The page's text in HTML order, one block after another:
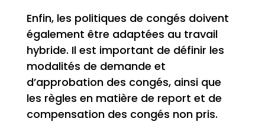
Enfin, les politiques de congés doivent
également être adaptées au travail
hybride. Il est important de définir les
modalités de demande et
d’approbation des congés, ainsi que
les règles en matière de report et de
compensation des congés non pris.